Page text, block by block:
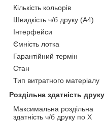
Кількість кольорів
Швидкість ч/б друку (A4)
Інтерфейси
Ємність лотка
Гарантійний термін
Стан
Тип витратного матеріалу
Роздільна здатність друку
Максимальна роздільна
здатність ч/б друку по Х